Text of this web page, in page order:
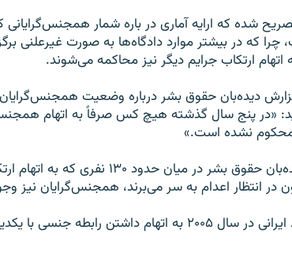
شده که ارایه آماری در باره شمار همجنس‌گرایانی
چرا که در بیشتر موارد دادگاه‌ها به صورت غیرعلنی
ارتکاب جرایم دیگر نیز محاکمه می‌شوند.
دیده‌بان حقوق بشر درباره وضعیت
«در پنج سال گذشته هیچ کس صرفاً به اتهام
محکوم نشده است.»
براساس اعلام سازمان دیده‌بان حقوق بشر در میان
در انتظار اعدام به سر می‌برند، همجنس‌گرایان نیز
در این میان اعدام دو مرد ایرانی در سال ۲۰۰۵ به اتهام داشتن